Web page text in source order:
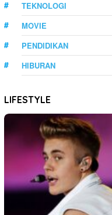
TEKNOLOGI
MOVIE
PENDIDIKAN
HIBURAN
LIFESTYLE